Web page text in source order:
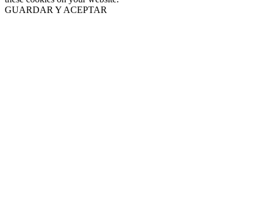
GUARDAR Y ACEPTAR